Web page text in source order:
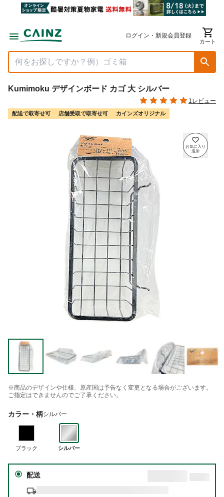
ログイン・新規会員登録
カート
Kumimoku デザインボード カゴ 大 シルバー
1レビュー
配送で取寄せ可 店舗受取で取寄せ可 カインズオリジナル
※商品のデザインや仕様、原産国は予告なく変更となる場合がございます。
ご指定はできませんのでご了承ください。
カラー・柄シルバー
ブラック シルバー
配送